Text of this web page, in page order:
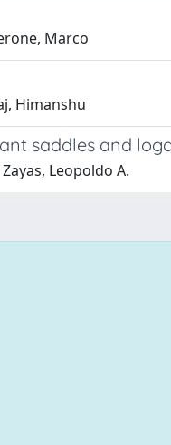
Marco
Himanshu
saddles and
Leopoldo A.